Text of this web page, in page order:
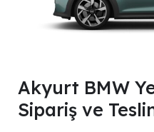
Akyurt BMW
Sipariş ve